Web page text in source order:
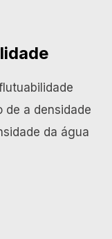
de a densidade
da água